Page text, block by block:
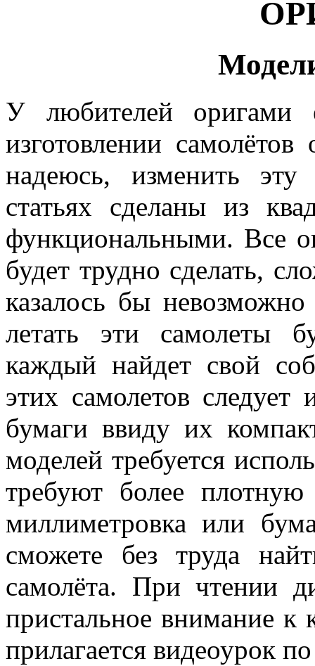
У любителей оригами
изготовлении
надеюсь, изменить
статьях сделаны из
функциональными. Все
будет трудно сделать,
казалось бы невозможно
летать эти самолеты
каждый найдет свой
этих самолетов следует
бумаги ввиду их
моделей требуется
требуют более
миллиметровка или
сможете без труда
самолёта. При чтении
пристальное внимание к
прилагается видеоурок